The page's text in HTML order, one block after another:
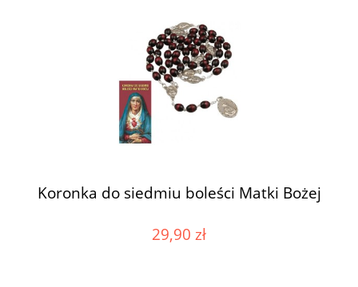
Koronka do siedmiu boleści Matki Bożej
29,90 zł